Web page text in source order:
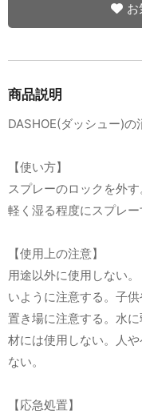
お
商品説明
DASHOE(ダッシュー)の
【使い方】
スプレーのロックを外
軽く湿る程度にスプレー
【使用上の注意】
用途以外に使用しない
いように注意する。子
置き場に注意する。水
材には使用しない。人
ない。
【応急処置】